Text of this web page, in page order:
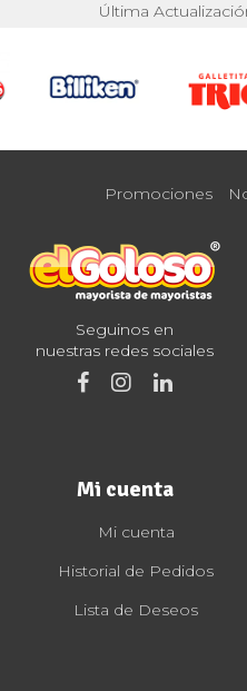
Última
Promociones
Seguinos en
nuestras redes sociales
Mi cuenta
Mi cuenta
Historial de Pedidos
Lista de Deseos